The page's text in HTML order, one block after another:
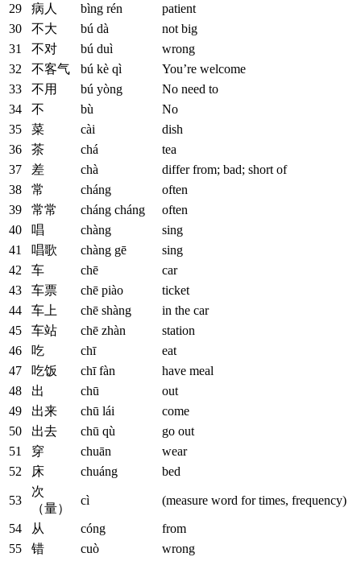
29
病人 bìng rén
patient
30
不大 bú dà
not big
31
不对 bú duì
wrong
32
不客气 bú kè qì
You’re welcome
33
不用 bú yòng
No need to
34
不 bù
No
35
菜 cài
dish
36
茶 chá
tea
37
差 chà
differ from; bad; short of
38
常 cháng
often
39
常常 cháng cháng
often
40
唱 chàng
sing
41
唱歌 chàng gē
sing
42
车 chē
car
43
车票 chē piào
ticket
44
车上 chē shàng
in the car
45
车站 chē zhàn
station
46
吃 chī
eat
47
吃饭 chī fàn
have meal
48
出 chū
out
49
出来 chū lái
come
50
出去 chū qù
go out
51
穿 chuān
wear
52
床 chuáng bed
53
次
（量）
cì (measure word for times, frequency)
54 从 cóng
from
55
错 cuò wrong